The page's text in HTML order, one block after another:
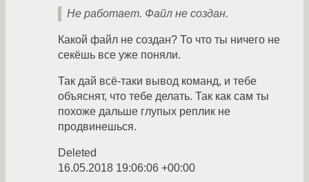
Не работает. Файл не создан.
Какой файл не создан? То что ты ничего не
секёшь все уже поняли.
Так дай всё-таки вывод команд, и тебе
объяснят, что тебе делать. Так как сам ты
похоже дальше глупых реплик не
продвинешься.
Deleted
16.05.2018 19:06:06 +00:00